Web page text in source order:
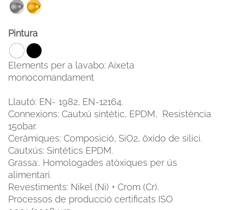
CAT
Pintura
Elements per a lavabo: Aixeta
monocomandament
Llautó: EN- 1982, EN-12164.
Connexions: Cautxú sintètic, EPDM, Resistència
150bar.
Ceràmiques: Composició, SiO2, ôxido de silici.
Cautxús: Sintètics EPDM.
Grassa:. Homologades atòxiques per ús
alimentari.
Revestiments: Nikel (Ni) + Crom (Cr).
Processos de producció certificats ISO